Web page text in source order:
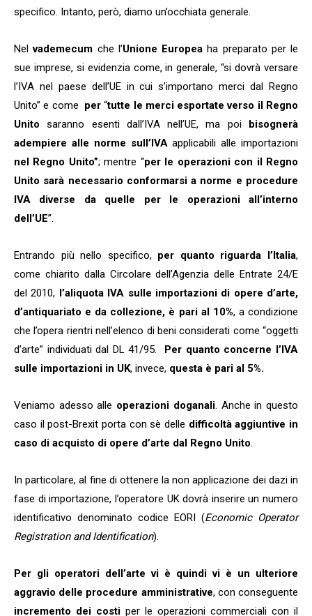
specifico. Intanto, però, diamo un’occhiata generale.
Nelvademecum che l’Unione Europea ha preparato per le
sue imprese, si evidenzia come, in generale, “si dovrà versare
l’IVA nel paese dell’UE in cui s’importano merci dal Regno
Unito” e come per “tutte le merci esportate verso il Regno
Unitosaranno esenti dall’IVA nell’UE, ma poi bisognerà
adempiere alle norme sull’IVA applicabili alle importazioni
nel Regno Unito”; mentre “per le operazioni con il Regno
Unito sarà necessario conformarsi a norme e procedure
IVA diverse da quelle per le operazioni all’interno
dell’UE”.
Entrando più nello specifico, per quanto riguarda l’Italia,
come chiarito dalla Circolare dell’Agenzia delle Entrate 24/E
del 2010, l’aliquota IVA sulle importazioni di opere d’arte,
d’antiquariato e da collezione, è pari al 10%, a condizione
che l’opera rientri nell’elenco di beni considerati come “oggetti
d’arte” individuati dal DL 41/95. Per quanto concerne l’IVA
sulle importazioni in UK, invece, questa è pari al 5%.
Veniamo adesso alle operazioni doganali. Anche in questo
caso il post-Brexit porta con sè delle difficoltà aggiuntive in
caso di acquisto di opere d’arte dal Regno Unito
In particolare, al fine di ottenere la non applicazione dei dazi in
fase di importazione, l’operatore UK dovrà inserire un numero
identificativo denominato codice EORI (Economic Operator
Registration and Identification).
Per gli operatori dell’arte vi è quindi vi è un ulteriore
aggravio delle procedure amministrative, con conseguente
incremento dei costi per le operazioni commerciali con il